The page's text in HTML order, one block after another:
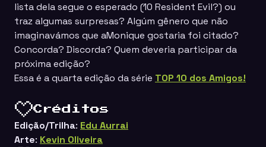
lista dela segue o esperado (10 Resident Evil?) ou
traz algumas surpresas? Algúm gênero que não
imaginavámos que aMonique gostaria foi citado?
Concorda? Discorda? Quem deveria participar da
próxima edição?
Essa é a quarta edição da série TOP 10 dos Amigos!
Créditos
Edição/Trilha: Edu Aurrai
Arte: Kevin Oliveira